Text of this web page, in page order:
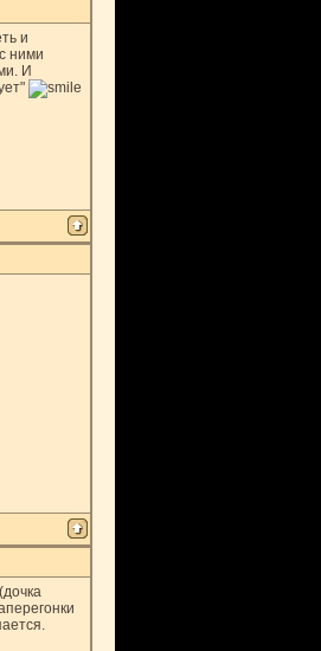
и
ними
И